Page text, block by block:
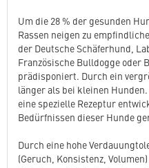
Um die 28 % der gesunden
Rassen neigen zu
der Deutsche Schäferhund,
Französische Bulldogge oder
prädisponiert. Durch ein
länger als bei kleinen Hunden.
eine spezielle Rezeptur
Bedürfnissen dieser Hunde
Durch eine hohe
(Geruch, Konsistenz,